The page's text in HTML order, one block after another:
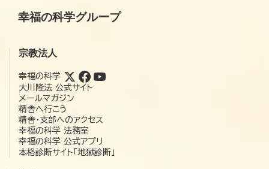
幸福の科学グループ
宗教法人
幸福の科学
大川隆法 公式サイト
メールマガジン
精舎へ行こう
精舎・支部へのアクセス
幸福の科学 法務室
幸福の科学 公式アプリ
本格診断サイト「地獄診断」